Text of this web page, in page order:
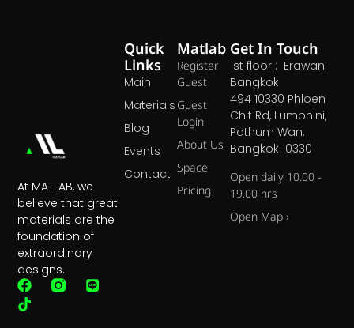
At MATLAB, we
believe that great
materials are the
foundation of
extraordinary
designs.
Matlab
Register
Guest
Guest
Login
About Us
Space
Pricing
Quick
Links
Main
Materials
Blog
Events
Contact
Get In Touch
1st floor : Erawan
Bangkok
494 10330 Phloen
Chit Rd, Lumphini,
Pathum Wan,
Bangkok 10330
Open daily 10.00 -
19.00 hrs
Open Map ›